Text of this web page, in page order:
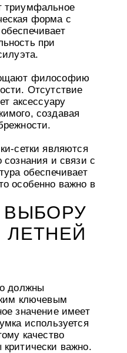
триумфальное
форма с
при
философию
Отсутствие
аксессуару
создавая
сетки являются
сознания и связи с
обеспечивает
особенно важно в
ЛЕТНЕЙ
должны
ключевым
значение имеет
используется
качество
важно.